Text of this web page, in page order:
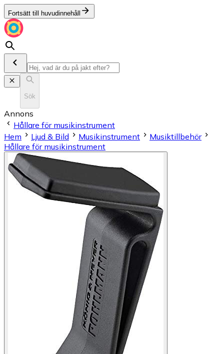
Fortsätt till huvudinnehåll
Sök
Annons
Hållare för musikinstrument
Hem
Ljud & Bild Musikinstrument
Musiktillbehör
Hållare för musikinstrument